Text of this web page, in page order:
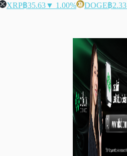
XRP฿35.63▼ 1.00% DOGE฿2.33